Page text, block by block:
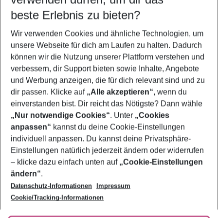
5-8 Nächte
2 Erwachsene Keine Kinder
Mehr Filter anzeigen
Footer
Footer navigation
Über uns
AGB
Bestpreisgarantie
Cookie-Einstellungen ändern
Cookie-Richtlinie
Agenturbetreuung
Barrierefreies Reisen
Folge uns
beste Erlebnis zu bieten?
Wir verwenden Cookies und ähnliche Technologien, um
unsere Webseite für dich am Laufen zu halten. Dadurch
können wir die Nutzung unserer Plattform verstehen und
verbessern, dir Support bieten sowie Inhalte, Angebote
und Werbung anzeigen, die für dich relevant sind und zu
dir passen. Klicke auf „Alle akzeptieren“, wenn du
einverstanden bist. Dir reicht das Nötigste? Dann wähle
„Nur notwendige Cookies“. Unter „Cookies
anpassen“ kannst du deine Cookie-Einstellungen
individuell anpassen. Du kannst deine Privatsphäre-
Einstellungen natürlich jederzeit ändern oder widerrufen
– klicke dazu einfach unten auf „Cookie-Einstellungen
ändern“.
Datenschutz-Informationen
Impressum
Cookie/Tracking-Informationen